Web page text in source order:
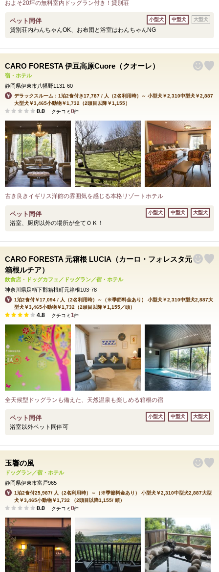
およそ20坪の無料室内ドッグラン付き！貸別荘
ペット同伴
貸別荘内わんちゃんOK、お布団と浴室はわんちゃんNG
小型犬 中型犬 大型犬
CARO FORESTA 伊豆高原Cuore（クオーレ）
宿・ホテル
静岡県伊東市八幡野1131-60
デラックスルーム：1泊2食付き17,787 / 人（2名利用時）～ 小型犬￥2,310中型犬￥2,887
大型犬￥3,465小動物￥1,732（2頭目以降￥1,155）
0.0 クチコミ 0件
古き良きイギリス洋館の雰囲気を感じる本格リゾートホテル
ペット同伴
浴室、厨房以外の場所が全てＯＫ！
小型犬 中型犬 大型犬
CARO FORESTA 元箱根 LUCIA（カーロ・フォレスタ元
箱根ルチア）
飲食店・ドッグカフェ／ドッグラン／宿・ホテル
神奈川県足柄下郡箱根町元箱根103-78
1泊2食付￥17,094 / 人（2名利用時）～（※季節料金あり） 小型犬￥2,310中型犬2,887大
型犬￥3,465小動物￥1,732（2頭目以降￥1,155／頭）
4.8 クチコミ 1件
全天候型ドッグランも備えた、天然温泉も楽しめる箱根の宿
ペット同伴
浴室以外ペット同伴可
小型犬 中型犬 大型犬
玉響の風
ドッグラン／宿・ホテル
静岡県伊東市富戸965
1泊2食付25,987/ 人（2名利用時）～（※季節料金あり） 小型犬￥2,310中型犬2,887大型
犬￥3,465小動物￥1,732 （2頭目以降1,155/ 頭）
0.0 クチコミ 0件